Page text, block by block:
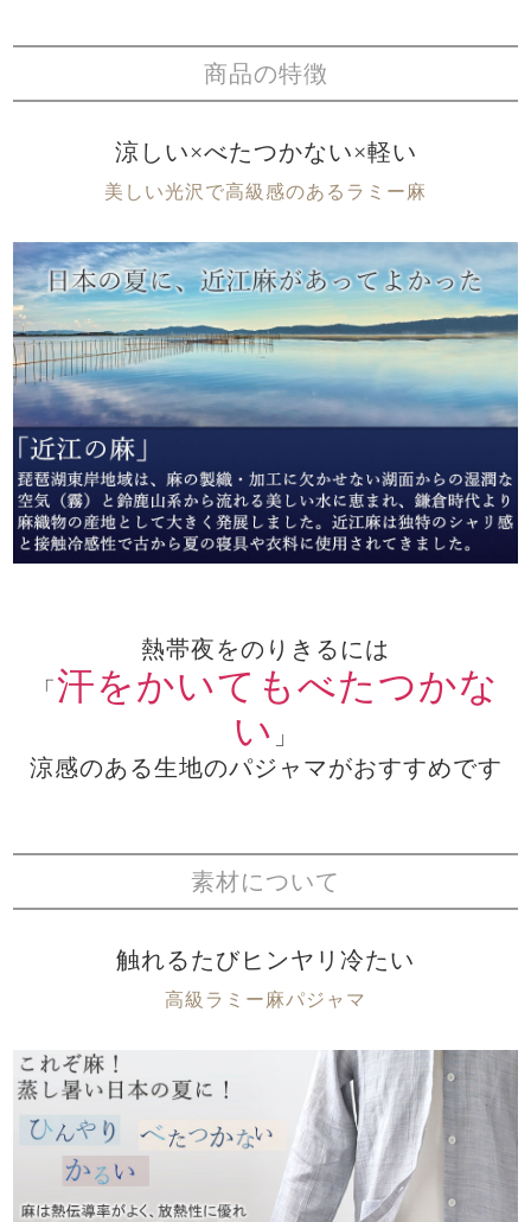
商品の特徴
涼しい×べたつかない×軽い
美しい光沢で高級感のあるラミー麻
熱帯夜をのりきるには
「 汗をかいてもべたつかな
い 」
涼感のある生地のパジャマがおすすめです
素材について
触れるたびヒンヤリ冷たい
高級ラミー麻パジャマ